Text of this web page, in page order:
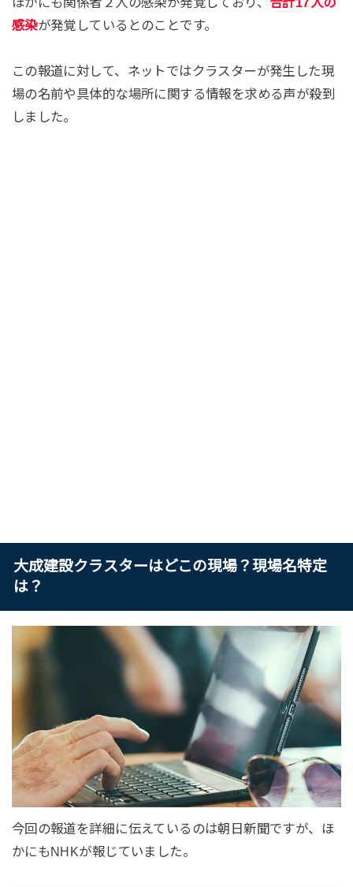
感染が発覚しているとのことです。
この報道に対して、ネットではクラスターが発生した現
場の名前や具体的な場所に関する情報を求める声が殺到
しました。
大成建設クラスターはどこの現場？現場名特定
は？
今回の報道を詳細に伝えているのは朝日新聞ですが、ほ
かにもNHKが報じていました。